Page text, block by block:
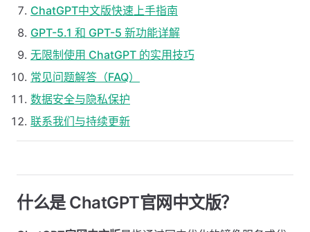
ChatGPT中文版快速上手指南
GPT-5.1 和 GPT-5 新功能详解
无限制使用 ChatGPT 的实用技巧
常见问题解答（FAQ）
数据安全与隐私保护
联系我们与持续更新
什么是 ChatGPT官网中文版？